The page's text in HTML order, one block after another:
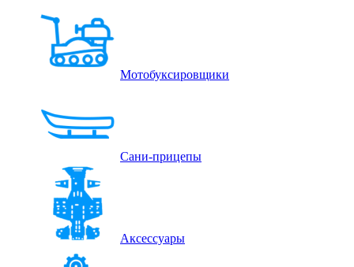
Мотобуксировщики
Сани-прицепы
Аксессуары